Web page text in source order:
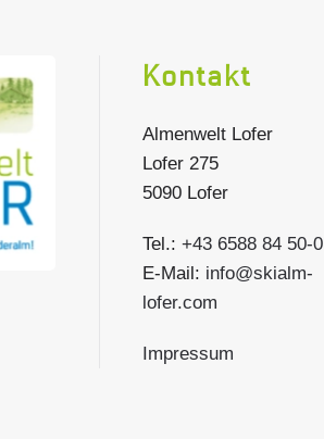
Kontakt
Almenwelt Lofer
Lofer 275
5090 Lofer
Tel.: +43 6588 84 50-0
E-Mail: info@skialm-
lofer.com
Impressum